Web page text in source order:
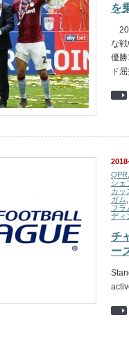
を
な
優
ド
QPR
シェ
カッ
ガム
フラ
ディ
チ
ー